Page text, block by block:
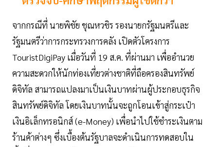
จากกรณีที่ นายพิชัย ชุณหวชิร รองนายกรัฐมนตรีและ
รัฐมนตรีว่าการกระทรวงการคลัง เปิดตัวโครงการ
TouristDigiPay เมื่อวันที่ 19 ส.ค. ที่ผ่านมา เพื่ออำนวย
ความสะดวกให้นักท่องเที่ยวต่างชาติที่ถือครองสินทรัพย์
ดิจิทัล สามารถแปลงมาเป็นเงินบาทผ่านผู้ประกอบธุรกิจ
สินทรัพย์ดิจิทัล โดยเงินบาทนั้นจะถูกโอนเข้าสู่กระเป๋า
เงินอิเล็กทรอนิกส์ (e-Money) เพื่อนำไปใช้ชำระเงินตาม
ร้านค้าต่างๆ ซึ่งเบื้องต้นรัฐบาลจะดำเนินการทดสอบใน